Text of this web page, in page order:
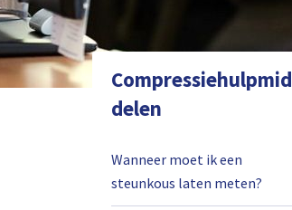
Compressiehulpmid
delen
Wanneer moet ik een
steunkous laten meten?